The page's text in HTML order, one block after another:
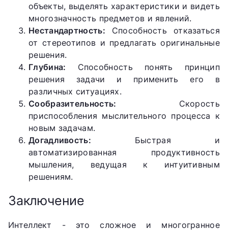
объекты, выделять характеристики и видеть
многозначность предметов и явлений.
Нестандартность: Способность отказаться
от стереотипов и предлагать оригинальные
решения.
Глубина: Способность понять принцип
решения задачи и применить его в
различных ситуациях.
Сообразительность: Скорость
приспособления мыслительного процесса к
новым задачам.
Догадливость: Быстрая и
автоматизированная продуктивность
мышления, ведущая к интуитивным
решениям.
Заключение
Интеллект - это сложное и многогранное